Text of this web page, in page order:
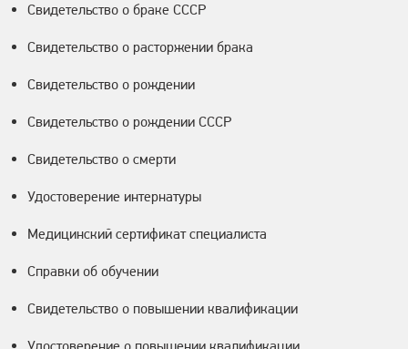
Свидетельство о браке СССР
Свидетельство о расторжении брака
Свидетельство о рождении
Свидетельство о рождении СССР
Свидетельство о смерти
Удостоверение интернатуры
Медицинский сертификат специалиста
Справки об обучении
Свидетельство о повышении квалификации